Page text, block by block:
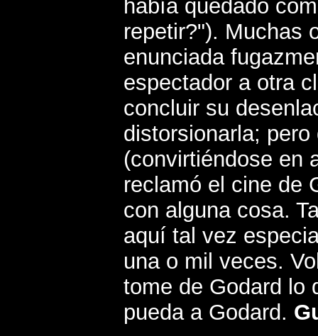
había quedado
repetir?"). Muchas
enunciada
espectador a otra
concluir su
distorsionarla;
(convirtiéndose en
reclamó el cine de
con alguna cosa.
aquí tal vez
una o mil veces.
tome de Godard lo
pueda a Godard.